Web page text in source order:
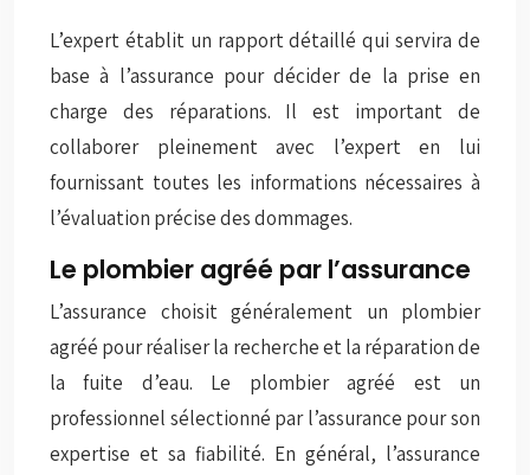
L’expert établit un rapport détaillé qui servira de
base à l’assurance pour décider de la prise en
charge des réparations. Il est important de
collaborer pleinement avec l’expert en lui
fournissant toutes les informations nécessaires à
l’évaluation précise des dommages.
Le plombier agréé par l’assurance
L’assurance choisit généralement un plombier
agréé pour réaliser la recherche et la réparation de
la fuite d’eau. Le plombier agréé est un
professionnel sélectionné par l’assurance pour son
expertise et sa fiabilité. En général, l’assurance